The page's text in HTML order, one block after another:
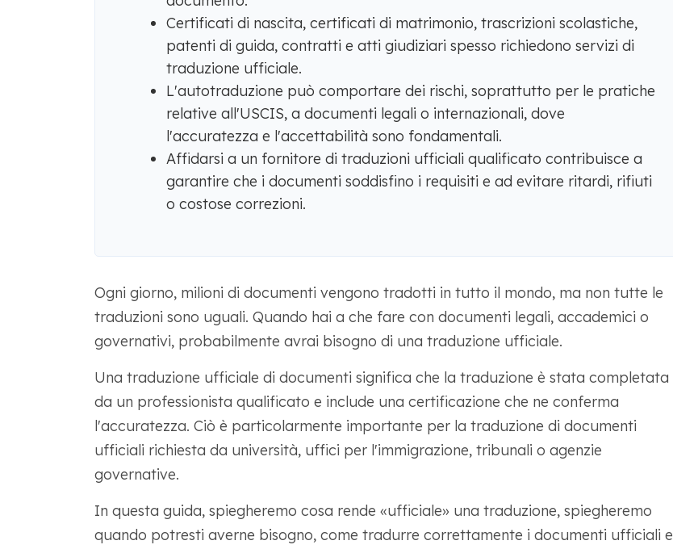
Certificati di nascita, certificati di matrimonio, trascrizioni scolastiche,
patenti di guida, contratti e atti giudiziari spesso richiedono servizi di
traduzione ufficiale.
L'autotraduzione può comportare dei rischi, soprattutto per le pratiche
relative all'USCIS, a documenti legali o internazionali, dove
l'accuratezza e l'accettabilità sono fondamentali.
Affidarsi a un fornitore di traduzioni ufficiali qualificato contribuisce a
garantire che i documenti soddisfino i requisiti e ad evitare ritardi, rifiuti
o costose correzioni.
Ogni giorno, milioni di documenti vengono tradotti in tutto il mondo, ma non tutte le
traduzioni sono uguali. Quando hai a che fare con documenti legali, accademici o
governativi, probabilmente avrai bisogno di una traduzione ufficiale.
Una traduzione ufficiale di documenti significa che la traduzione è stata completata
da un professionista qualificato e include una certificazione che ne conferma
l'accuratezza. Ciò è particolarmente importante per la traduzione di documenti
ufficiali richiesta da università, uffici per l'immigrazione, tribunali o agenzie
governative.
In questa guida, spiegheremo cosa rende «ufficiale» una traduzione, spiegheremo
quando potresti averne bisogno, come tradurre correttamente i documenti ufficiali e